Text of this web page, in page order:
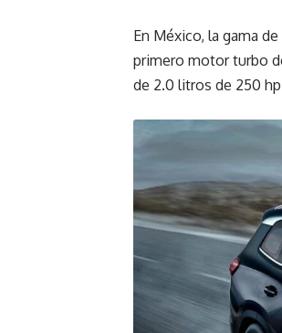
En México, la gama
primero motor turbo
de 2.0 litros de 250